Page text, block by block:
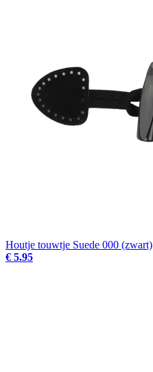
Houtje touwtje Suede 000 (zwart)
€ 5.95